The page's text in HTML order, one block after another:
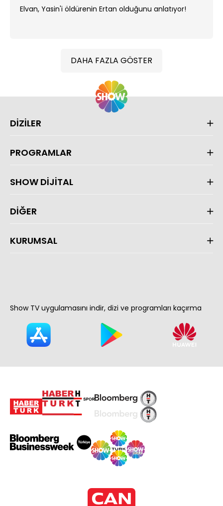
Elvan, Yasin'i öldürenin Ertan olduğunu anlatıyor!
DAHA FAZLA GÖSTER
DİZİLER
PROGRAMLAR
SHOW DİJİTAL
DİĞER
KURUMSAL
Show TV uygulamasını indir, dizi ve programları kaçırma